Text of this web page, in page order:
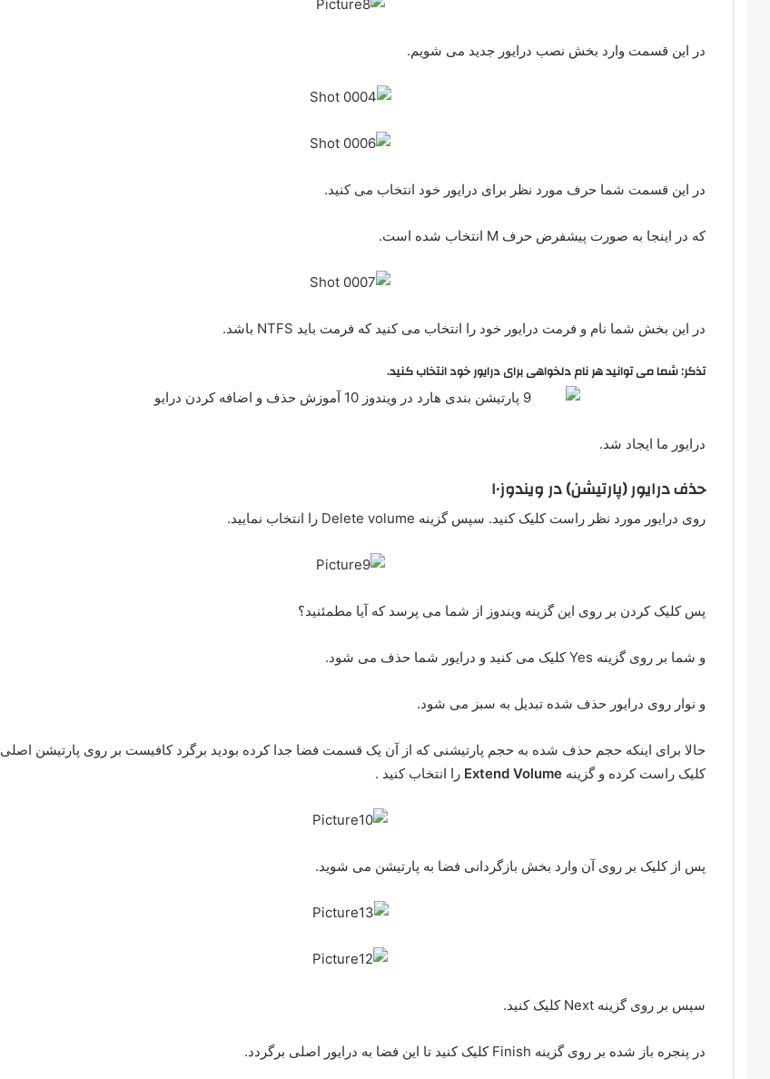
در این قسمت وارد بخش نصب درایور جدید می شویم.
در این قسمت شما حرف مورد نظر برای درایور خود انتخاب می کنید.
که در اینجا به صورت پیشفرض حرف M انتخاب شده است.
در این بخش شما نام و فرمت درایور خود را انتخاب می کنید که فرمت باید NTFS باشد.
تذکر: شما می توانید هر نام دلخواهی برای درایور خود انتخاب کنید.
درایور ما ایجاد شد.
حذف درایور (پارتیشن) در ویندوز۱۰
روی درایور مورد نظر راست کلیک کنید. سپس گزینه Delete volume را انتخاب نمایید.
پس کلیک کردن بر روی این گزینه ویندوز از شما می پرسد که آیا مطمئنید؟
و شما بر روی گزینه Yes کلیک می کنید و درایور شما حذف می شود.
و نوار روی درایور حذف شده تبدیل به سبز می شود.
حالا برای اینکه حجم حذف شده به حجم پارتیشنی که از آن یک قسمت فضا جدا کرده بودید برگرد کافیست بر روی پارتیشن اصلی
کلیک راست کرده و گزینه Extend Volume را انتخاب کنید .
پس از کلیک بر روی آن وارد بخش بازگردانی فضا به پارتیشن می شوید.
سپس بر روی گزینه Next کلیک کنید.
در پنجره باز شده بر روی گزینه Finish کلیک کنید تا این فضا به درایور اصلی برگردد.